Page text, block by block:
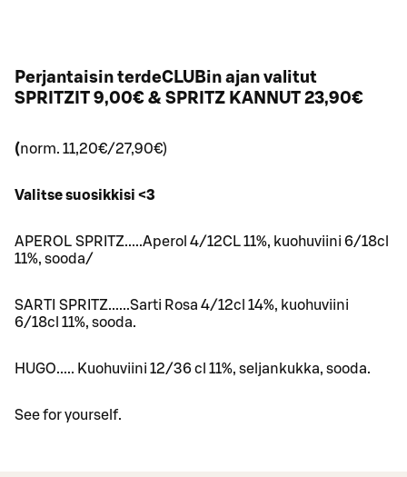
Perjantaisin terdeCLUBin ajan valitut
SPRITZIT 9,00€ & SPRITZ KANNUT 23,90€
(norm. 11,20€/27,90€)
Valitse suosikkisi <3
APEROL SPRITZ.....Aperol 4/12CL 11%, kuohuviini 6/18cl
11%, sooda/
SARTI SPRITZ......Sarti Rosa 4/12cl 14%, kuohuviini
6/18cl 11%, sooda.
HUGO..... Kuohuviini 12/36 cl 11%, seljankukka, sooda.
See for yourself.